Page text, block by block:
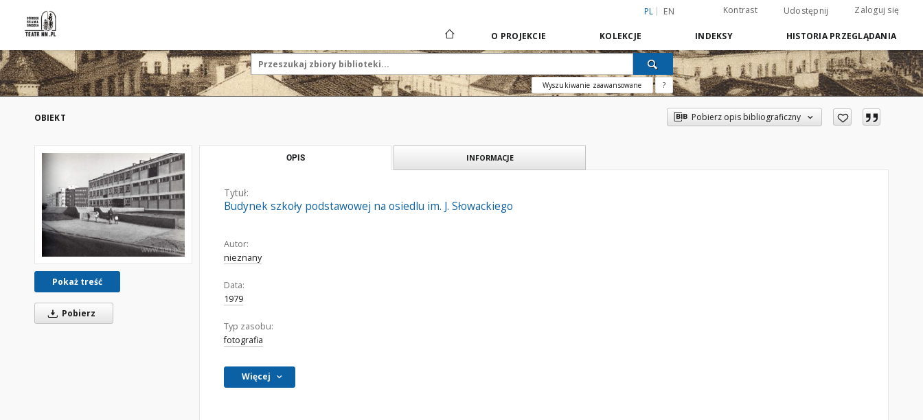
PL EN Kontrast Udostępnij Zaloguj się
O PROJEKCIE KOLEKCJE INDEKSY HISTORIA PRZEGLĄDANIA
Wyszukiwanie zaawansowane ?
OBIEKT Pobierz opis bibliograficzny
Pokaż treść
Pobierz
OPIS INFORMACJE
Tytuł:
Budynek szkoły podstawowej na osiedlu im. J. Słowackiego
Autor:
nieznany
Data:
1979
Typ zasobu:
fotografia
Więcej